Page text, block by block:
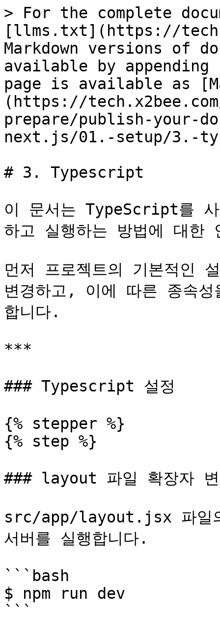
> For the complete
[llms.txt](https://
Markdown versions of
available by
page is available as
(https://
prepare/publish-your-
next.js/01.-setup/3.-
# 3. Typescript
이 문서는 TypeScript를
하고 실행하는 방법에 대한
먼저 프로젝트의 기본적인
변경하고, 이에 따른 종속
합니다.
***
### Typescript 설정
{% stepper %}
{% step %}
### layout 파일 확장자
src/app/layout.jsx 파일
서버를 실행합니다.
```bash
$ npm run dev
```